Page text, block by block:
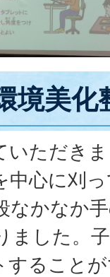
境美化
いただき
中心に刈
なかなか
ました。
すること